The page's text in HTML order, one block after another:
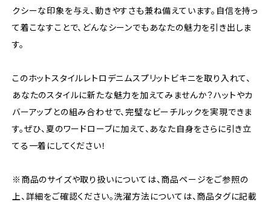
クシーな印象を与え、動きやすさも兼ね備えています。自信を持っ
て着こなすことで、どんなシーンでもあなたの魅力を引き出しま
す。
このホットスタイルレトロデニムスプリットビキニを取り入れて、
あなたのスタイルに新たな魅力を加えてみませんか？ハットやカ
バーアップとの組み合わせで、完璧なビーチルックを実現できま
す。ぜひ、夏のワードローブに加えて、あなた自身をさらに引き立
てる一着にしてください！
※商品のサイズや取り扱いについては、商品ページをご参照の
上、詳細をご確認ください。洗濯方法については、商品タグに記載